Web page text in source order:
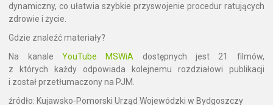
dynamiczny, co ułatwia szybkie przyswojenie procedur ratujących
zdrowie i życie.
Gdzie znaleźć materiały?
Na kanaleYouTube MSWiA dostępnych jest 21 filmów,
z których każdy odpowiada kolejnemu rozdziałowi publikacji
i został przetłumaczony na PJM.
źródło: Kujawsko-Pomorski Urząd Wojewódzki w Bydgoszczy